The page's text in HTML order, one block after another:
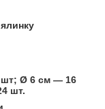
Ø 6 см — 16
шт.